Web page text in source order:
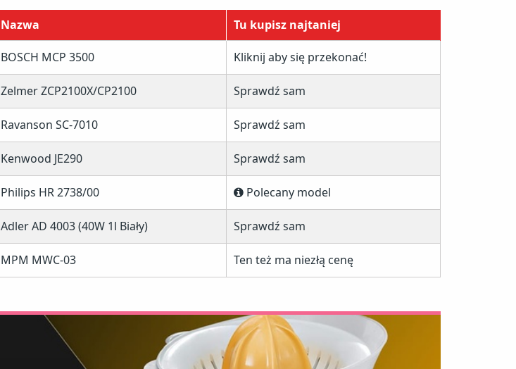
Nazwa Tu kupisz najtaniej
BOSCH MCP 3500 Kliknij aby się przekonać!
Zelmer ZCP2100X/CP2100 Sprawdź sam
Ravanson SC-7010 Sprawdź sam
Kenwood JE290 Sprawdź sam
Philips HR 2738/00 Polecany model
Adler AD 4003 (40W 1l Biały) Sprawdź sam
MPM MWC-03 Ten też ma niezłą cenę